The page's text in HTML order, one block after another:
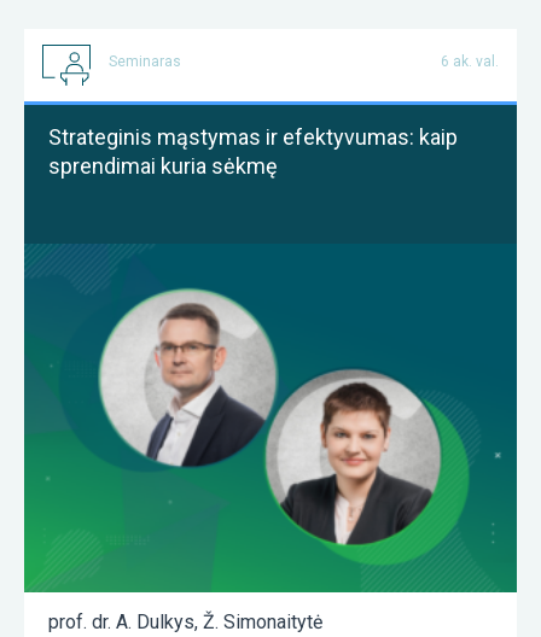
Seminaras 6 ak. val.
Strateginis mąstymas ir efektyvumas: kaip
sprendimai kuria sėkmę
prof. dr. A. Dulkys, Ž. Simonaitytė